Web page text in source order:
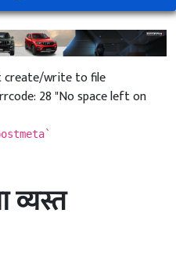
create/write to file
28 "No space left on
व्यस्त